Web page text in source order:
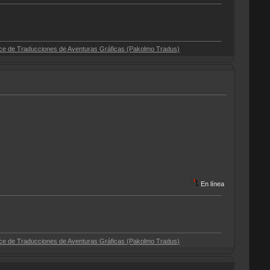
de Aventuras Gráficas (Pakolmo Tradus)
En línea
de Aventuras Gráficas (Pakolmo Tradus)